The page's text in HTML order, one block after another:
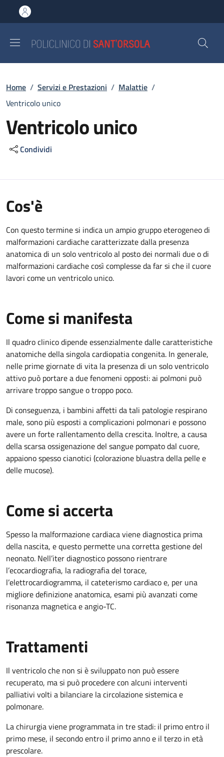
al contenuto principale
to footer content
Briciole di pane
Home / Servizi e Prestazioni / Malattie /
Ventricolo unico
Ventricolo unico
Condividi
Cos'è
Con questo termine si indica un ampio gruppo eterogeneo di
malformazioni cardiache caratterizzate dalla presenza
anatomica di un solo ventricolo al posto dei normali due o di
malformazioni cardiache così complesse da far si che il cuore
lavori come un ventricolo unico.
Come si manifesta
Il quadro clinico dipende essenzialmente dalle caratteristiche
anatomiche della singola cardiopatia congenita. In generale,
nelle prime giornate di vita la presenza di un solo ventricolo
attivo può portare a due fenomeni opposti: ai polmoni può
arrivare troppo sangue o troppo poco.
Di conseguenza, i bambini affetti da tali patologie respirano
male, sono più esposti a complicazioni polmonari e possono
avere un forte rallentamento della crescita. Inoltre, a causa
della scarsa ossigenazione del sangue pompato dal cuore,
appaiono spesso cianotici (colorazione bluastra della pelle e
delle mucose).
Come si accerta
Spesso la malformazione cardiaca viene diagnostica prima
della nascita, e questo permette una corretta gestione del
neonato. Nell’iter diagnostico possono rientrare
l’ecocardiografia, la radiografia del torace,
l’elettrocardiogramma, il cateterismo cardiaco e, per una
migliore definizione anatomica, esami più avanzati come
risonanza magnetica e angio-TC.
Trattamenti
Il ventricolo che non si è sviluppato non può essere
recuperato, ma si può procedere con alcuni interventi
palliativi volti a bilanciare la circolazione sistemica e
polmonare.
La chirurgia viene programmata in tre stadi: il primo entro il
primo mese, il secondo entro il primo anno e il terzo in età
prescolare.